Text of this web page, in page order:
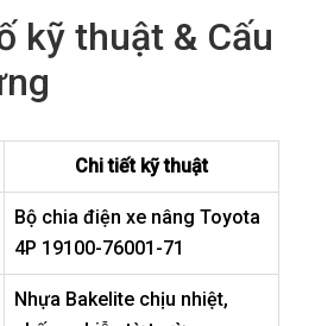
kỹ thuật & Cấu
Chi tiết kỹ thuật
Bộ chia điện xe nâng Toyota
4P 19100-76001-71
Nhựa Bakelite chịu nhiệt,